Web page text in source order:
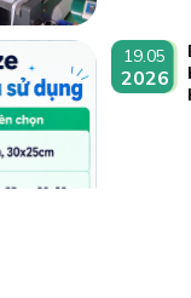
19.05
2026